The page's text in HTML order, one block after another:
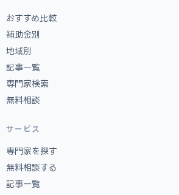
おすすめ比較
補助金別
地域別
記事一覧
専門家検索
無料相談
サービス
専門家を探す
無料相談する
記事一覧